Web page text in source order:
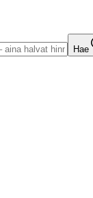
Hae